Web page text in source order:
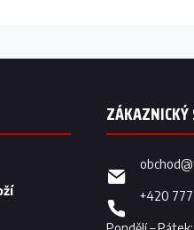
obchod@
+420